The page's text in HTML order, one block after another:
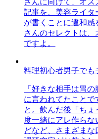
記事を、美容ライタ
が書くことに違和
さんのセレクトは
ですよ。
料理初心者男子でも
「好きな相手は胃
に言われてたことで
と。飲んだ後「ち
度一緒にアレ作ら
どなど、さまざま